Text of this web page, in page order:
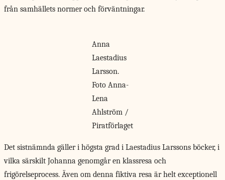
från samhällets normer och förväntningar.
Anna
Laestadius
Larsson.
Foto Anna-
Lena
Ahlström /
Piratförlaget
Det sistnämnda gäller i högsta grad i Laestadius Larssons böcker, i
vilka särskilt Johanna genomgår en klassresa och
frigörelseprocess. Även om denna fiktiva resa är helt exceptionell